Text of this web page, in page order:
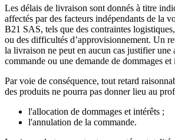
Les délais de livraison sont donnés à titre
affectés par des facteurs indépendants de la
B21 SAS, tels que des contraintes
ou des difficultés d’approvisionnement. Un
la livraison ne peut en aucun cas justifier une
commande ou une demande de dommages et
Par voie de conséquence, tout retard
des produits ne pourra pas donner lieu au
l'allocation de dommages et intérêts ;
l'annulation de la commande.